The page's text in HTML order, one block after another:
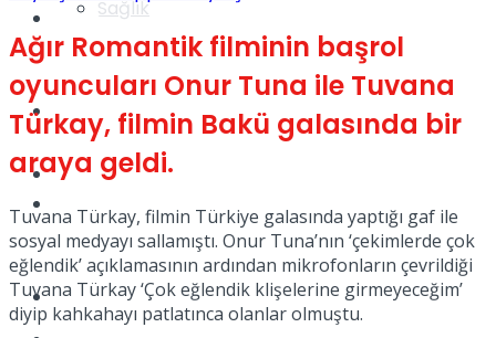
Sağlık
TV
Müzik
Sinema
Tatil
Spor
Ağır Romantik filminin başrol
oyuncuları Onur Tuna ile Tuvana
Türkay, filmin Bakü galasında bir
araya geldi.
Tuvana Türkay, filmin Türkiye galasında yaptığı gaf ile
sosyal medyayı sallamıştı. Onur Tuna’nın ‘çekimlerde çok
eğlendik’ açıklamasının ardından mikrofonların çevrildiği
Tuvana Türkay ‘Çok eğlendik klişelerine girmeyeceğim’
diyip kahkahayı patlatınca olanlar olmuştu.